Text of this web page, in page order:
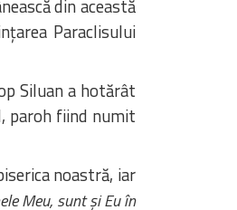
din această
Paraclisului
Siluan a hotărât
paroh fiind numit
noastră, iar
Meu, sunt și Eu în